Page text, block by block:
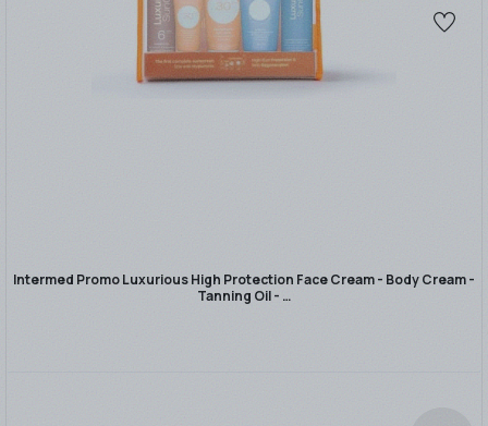
Intermed Promo Luxurious High Protection Face Cream - Body Cream -
Tanning Oil - …